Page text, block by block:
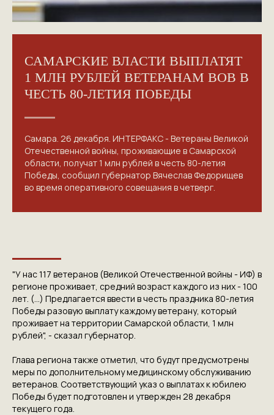
САМАРСКИЕ ВЛАСТИ ВЫПЛАТЯТ
1 МЛН РУБЛЕЙ ВЕТЕРАНАМ ВОВ В
ЧЕСТЬ 80-ЛЕТИЯ ПОБЕДЫ
Самара. 26 декабря. ИНТЕРФАКС - Ветераны Великой
Отечественной войны, проживающие в Самарской
области, получат 1 млн рублей в честь 80-летия
Победы, сообщил губернатор Вячеслав Федорищев
во время оперативного совещания в четверг.
"У нас 117 ветеранов (Великой Отечественной войны - ИФ) в
регионе проживает, средний возраст каждого из них - 100
лет. (...) Предлагается ввести в честь праздника 80-летия
Победы разовую выплату каждому ветерану, который
проживает на территории Самарской области, 1 млн
рублей", - сказал губернатор.
Глава региона также отметил, что будут предусмотрены
меры по дополнительному медицинскому обслуживанию
ветеранов. Соответствующий указ о выплатах к юбилею
Победы будет подготовлен и утвержден 28 декабря
текущего года.
КОНТАКТЫ
ПРИГЛАШАЕМ ВАС
ПРИНЯТЬ УЧАСТИЕ В
ПРОЕКТЕ